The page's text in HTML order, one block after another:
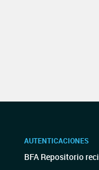
AUTENTICACIONES
BFA Repositorio